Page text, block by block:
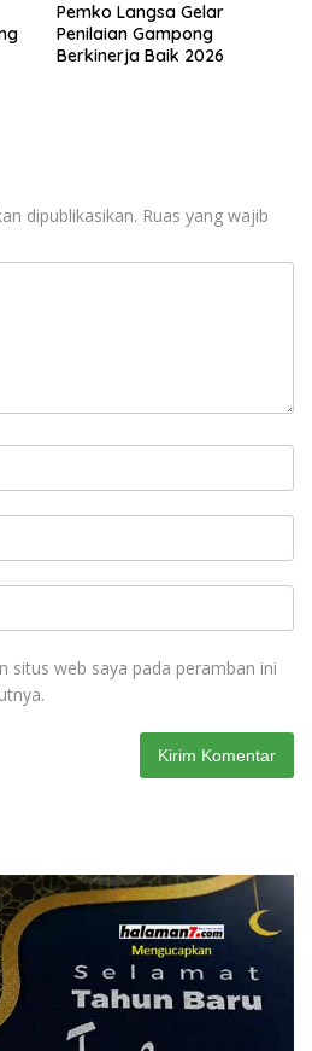
Pemko Langsa Gelar
Penilaian Gampong
Berkinerja Baik 2026
dipublikasikan. Ruas yang wajib
situs web saya pada peramban ini